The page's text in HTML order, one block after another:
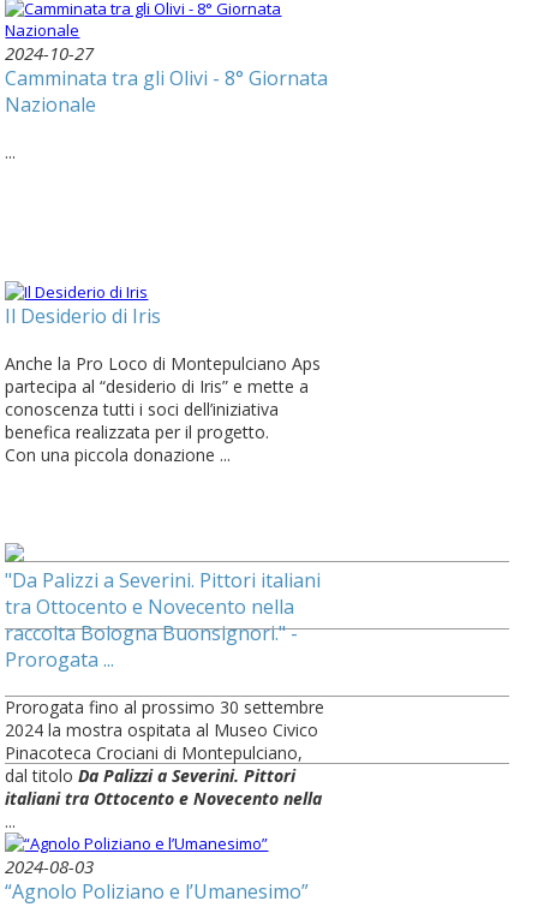
2024-10-27
Camminata tra gli Olivi - 8° Giornata
Nazionale
...
Il Desiderio di Iris
Anche la Pro Loco di Montepulciano Aps
partecipa al “desiderio di Iris” e mette a
conoscenza tutti i soci dell’iniziativa
benefica realizzata per il progetto.
Con una piccola donazione ...
"Da Palizzi a Severini. Pittori italiani
tra Ottocento e Novecento nella
raccolta Bologna Buonsignori." -
Prorogata ...
Prorogata fino al prossimo 30 settembre
2024 la mostra ospitata al Museo Civico
Pinacoteca Crociani di Montepulciano,
dal titoloDa Palizzi a Severini. Pittori
italiani tra Ottocento e Novecento nella
...
2024-08-03
“Agnolo Poliziano e l’Umanesimo”